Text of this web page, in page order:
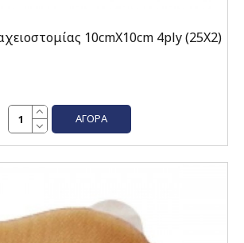
10cmX10cm 4ply (25X2)
ΑΓΟΡΆ